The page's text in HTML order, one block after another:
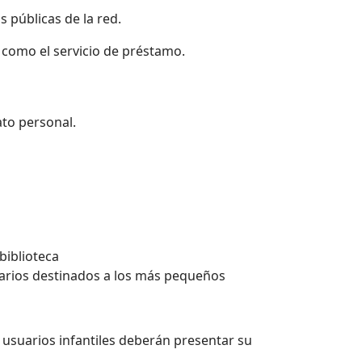
públicas de la red.
el servicio de préstamo.
personal.
destinados a los más pequeños
infantiles deberán presentar su